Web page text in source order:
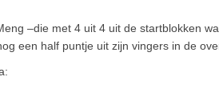
–die met 4 uit 4 uit de startblokken
een half puntje uit zijn vingers in de